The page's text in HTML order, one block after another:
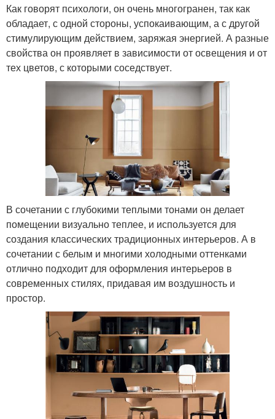
Как говорят психологи, он очень многогранен, так как
обладает, с одной стороны, успокаивающим, а с другой
стимулирующим действием, заряжая энергией. А разные
свойства он проявляет в зависимости от освещения и от
тех цветов, с которыми соседствует.
В сочетании с глубокими теплыми тонами он делает
помещении визуально теплее, и используется для
создания классических традиционных интерьеров. А в
сочетании с белым и многими холодными оттенками
отлично подходит для оформления интерьеров в
современных стилях, придавая им воздушность и
простор.